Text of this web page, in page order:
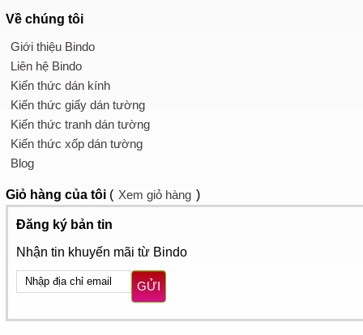
Về chúng tôi
Giới thiệu Bindo
Liên hệ Bindo
Kiến thức dán kính
Kiến thức giấy dán tường
Kiến thức tranh dán tường
Kiến thức xốp dán tường
Blog
Giỏ hàng của tôi ( Xem giỏ hàng )
Đăng ký bản tin
Nhận tin khuyến mãi từ Bindo
GỬI